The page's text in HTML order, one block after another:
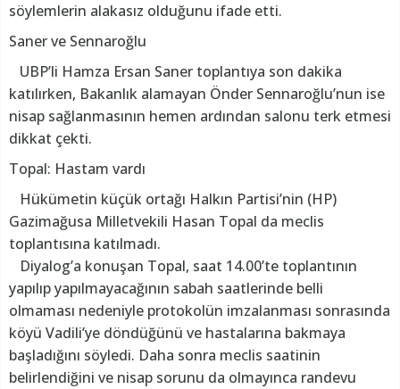
söylemlerin alakasız olduğunu ifade etti.
Saner ve Sennaroğlu
UBP’li Hamza Ersan Saner toplantıya son dakika
katılırken, Bakanlık alamayan Önder Sennaroğlu’nun ise
nisap sağlanmasının hemen ardından salonu terk etmesi
dikkat çekti.
Topal: Hastam vardı
Hükümetin küçük ortağı Halkın Partisi’nin (HP)
Gazimağusa Milletvekili Hasan Topal da meclis
toplantısına katılmadı.
Diyalog’a konuşan Topal, saat 14.00’te toplantının
yapılıp yapılmayacağının sabah saatlerinde belli
olmaması nedeniyle protokolün imzalanması sonrasında
köyü Vadili’ye döndüğünü ve hastalarına bakmaya
başladığını söyledi. Daha sonra meclis saatinin
belirlendiğini ve nisap sorunu da olmayınca randevu